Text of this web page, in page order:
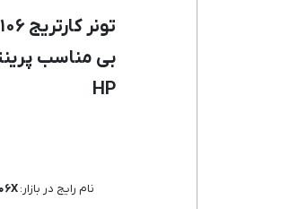
بی مناسب
HP
نام رایج در بازار:۱۰۶X